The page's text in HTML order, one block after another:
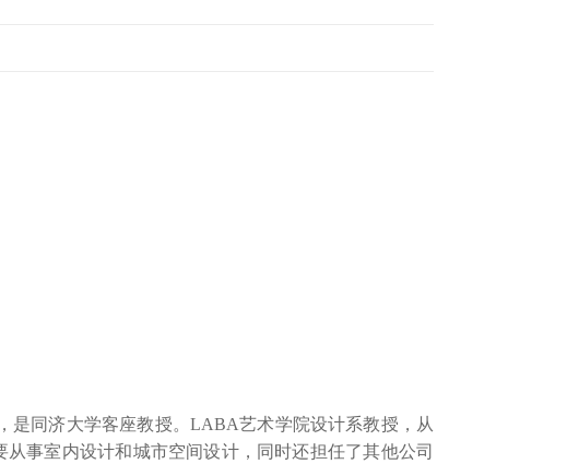
是同济大学客座教授。LABA艺术学院设计系教授，从
从事室内设计和城市空间设计，同时还担任了其他公司